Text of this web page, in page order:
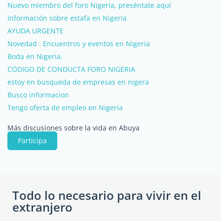
Nuevo miembro del foro Nigeria, preséntate aquí
Información sobre estafa en Nigeria
AYUDA URGENTE
Novedad : Encuentros y eventos en Nigeria
Boda en Nigeria.
CÓDIGO DE CONDUCTA FORO NIGERIA
estoy en busqueda de empresas en nigera
Busco informacion
Tengo oferta de empleo en Nigeria
Más discusiones sobre la vida en Abuya
Participa
Todo lo necesario para vivir en el
extranjero